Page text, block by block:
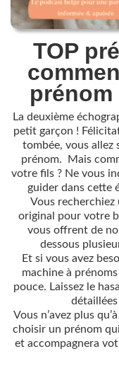
Paragraphs
TOP
La deuxième
petit garçon !
tombée, vous allez
prénom. Mais
votre fils ? Ne vous
guider dans cette
Vous recherchiez
original pour votre
vous offrent de
dessous
Et si vous avez
machine à
pouce. Laissez le
Vous n’avez plus
choisir un prénom
et accompagnera